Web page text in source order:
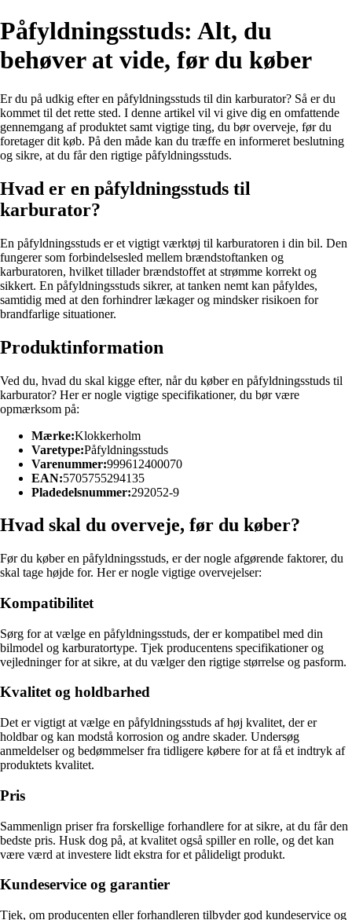
Påfyldningsstuds: Alt, du
behøver at vide, før du køber
Er du på udkig efter en påfyldningsstuds til din karburator? Så er du
kommet til det rette sted. I denne artikel vil vi give dig en omfattende
gennemgang af produktet samt vigtige ting, du bør overveje, før du
foretager dit køb. På den måde kan du træffe en informeret beslutning
og sikre, at du får den rigtige påfyldningsstuds.
Hvad er en påfyldningsstuds til
karburator?
En påfyldningsstuds er et vigtigt værktøj til karburatoren i din bil. Den
fungerer som forbindelsesled mellem brændstoftanken og
karburatoren, hvilket tillader brændstoffet at strømme korrekt og
sikkert. En påfyldningsstuds sikrer, at tanken nemt kan påfyldes,
samtidig med at den forhindrer lækager og mindsker risikoen for
brandfarlige situationer.
Produktinformation
Ved du, hvad du skal kigge efter, når du køber en påfyldningsstuds til
karburator? Her er nogle vigtige specifikationer, du bør være
opmærksom på:
Mærke:Klokkerholm
Varetype:Påfyldningsstuds
Varenummer:999612400070
EAN:5705755294135
Pladedelsnummer:292052-9
Hvad skal du overveje, før du køber?
Før du køber en påfyldningsstuds, er der nogle afgørende faktorer, du
skal tage højde for. Her er nogle vigtige overvejelser:
Kompatibilitet
Sørg for at vælge en påfyldningsstuds, der er kompatibel med din
bilmodel og karburatortype. Tjek producentens specifikationer og
vejledninger for at sikre, at du vælger den rigtige størrelse og pasform.
Kvalitet og holdbarhed
Det er vigtigt at vælge en påfyldningsstuds af høj kvalitet, der er
holdbar og kan modstå korrosion og andre skader. Undersøg
anmeldelser og bedømmelser fra tidligere købere for at få et indtryk af
produktets kvalitet.
Pris
Sammenlign priser fra forskellige forhandlere for at sikre, at du får den
bedste pris. Husk dog på, at kvalitet også spiller en rolle, og det kan
være værd at investere lidt ekstra for et pålideligt produkt.
Kundeservice og garantier
Tjek, om producenten eller forhandleren tilbyder god kundeservice og